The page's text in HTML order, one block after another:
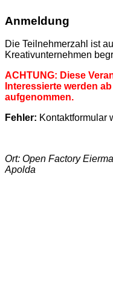
Anmeldung
Die Teilnehmerzahl ist
Kreativunternehmen
ACHTUNG: Diese
Interessierte werden
aufgenommen.
Fehler: Kontaktformular
Ort: Open Factory
Apolda